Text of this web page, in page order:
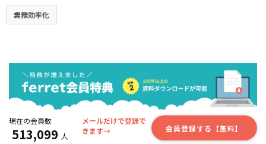
業務効率化
現在の会員数
513,099 人
メールだけで登録で
きます→
会員登録する【無料】